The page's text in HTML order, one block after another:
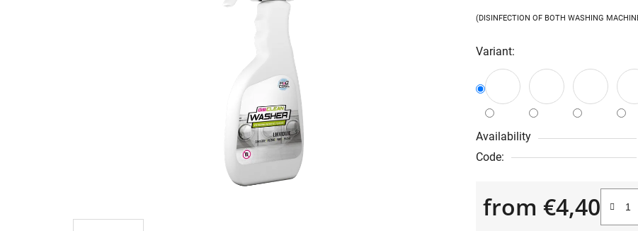
rating
0,0
out
of
stars.
(DISINFECTION OF BOTH WASHING
Variant:
Availability
Code:
from €4,40